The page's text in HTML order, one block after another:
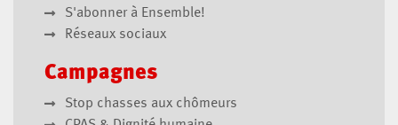
S'abonner à Ensemble!
Réseaux sociaux
Campagnes
Stop chasses aux chômeurs